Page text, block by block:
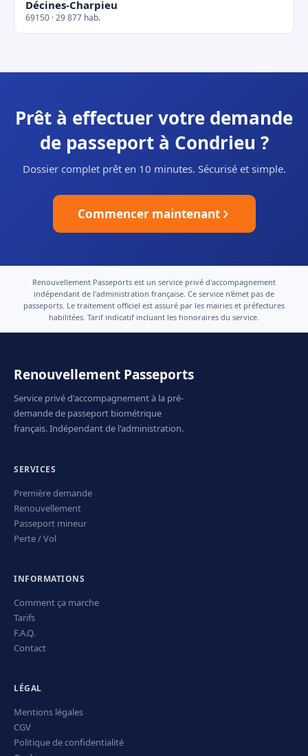
Décines-Charpieu
69150 · 29 877 hab.
Prêt à effectuer votre demande
de passeport à Condrieu ?
Dossier complet prêt en 10 minutes. Sécurisé et simple.
Commencer maintenant
Renouvellement Passeports est un service privé d'accompagnement
indépendant de l'administration française. Ce service n'émet pas de
passeports. Le traitement officiel est assuré par les mairies et préfectures
habilitées. Tarif indicatif incluant les honoraires du service.
Renouvellement Passeports
Service privé d'accompagnement à la pré-
demande de passeport biométrique
français. Indépendant de l'administration.
SERVICES
Première demande
Renouvellement
Passeport mineur
Perte / Vol
INFORMATIONS
Comment ça marche
Tarifs
F.A.Q.
Contact
LÉGAL
Mentions légales
CGV
Politique de confidentialité